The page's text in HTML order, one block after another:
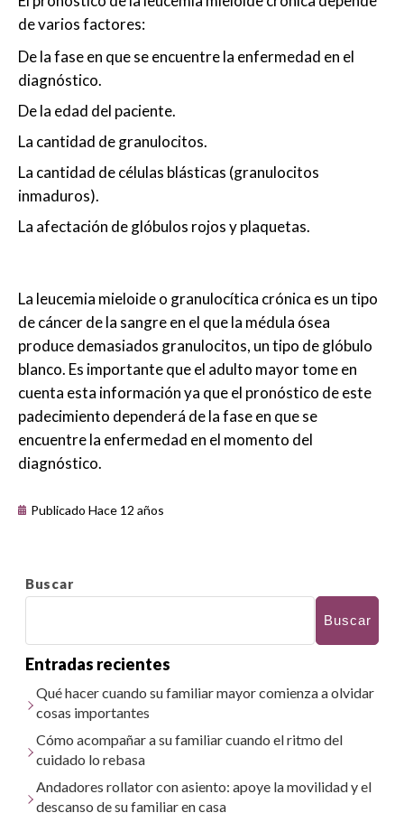
de varios factores:
De la fase en que se encuentre la enfermedad en el
diagnóstico.
De la edad del paciente.
La cantidad de granulocitos.
La cantidad de células blásticas (granulocitos
inmaduros).
La afectación de glóbulos rojos y plaquetas.
La leucemia mieloide o granulocítica crónica es un tipo
de cáncer de la sangre en el que la médula ósea
produce demasiados granulocitos, un tipo de glóbulo
blanco. Es importante que el adulto mayor tome en
cuenta esta información ya que el pronóstico de este
padecimiento dependerá de la fase en que se
encuentre la enfermedad en el momento del
diagnóstico.
Publicado Hace 12 años
Buscar
Buscar
Entradas recientes
Qué hacer cuando su familiar mayor comienza a olvidar
cosas importantes
Cómo acompañar a su familiar cuando el ritmo del
cuidado lo rebasa
Andadores rollator con asiento: apoye la movilidad y el
descanso de su familiar en casa